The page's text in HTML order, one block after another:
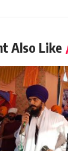
Also Like